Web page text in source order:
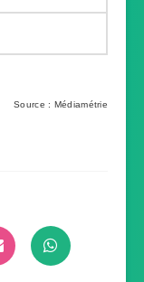
Source : Médiamétrie